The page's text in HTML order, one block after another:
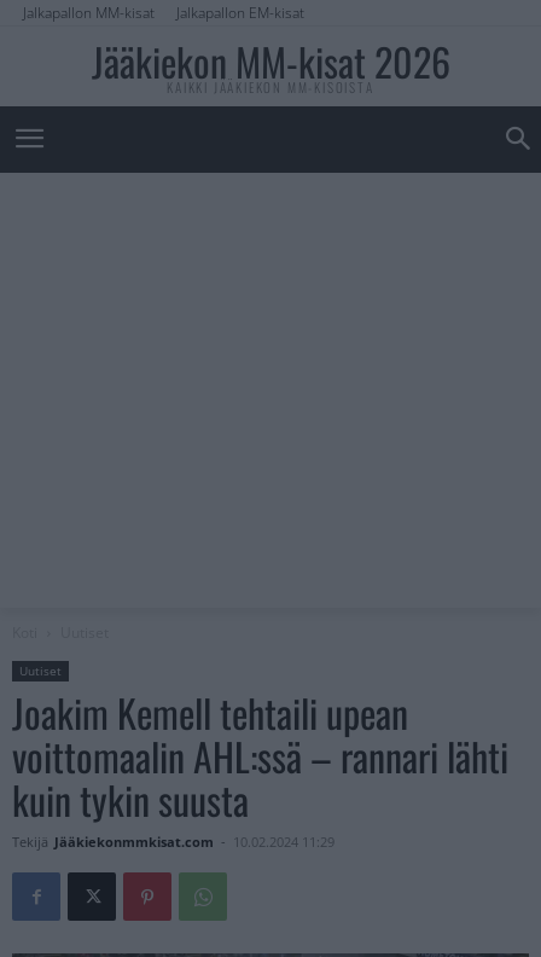
Jalkapallon MM-kisat Jalkapallon EM-kisat
Jääkiekon MM-kisat 2026
KAIKKI JÄÄKIEKON MM-KISOISTA
Uutiset
Joakim Kemell tehtaili upean
voittomaalin AHL:ssä – rannari lähti
kuin tykin suusta
Tekijä Jääkiekonmmkisat.com - 10.02.2024 11:29